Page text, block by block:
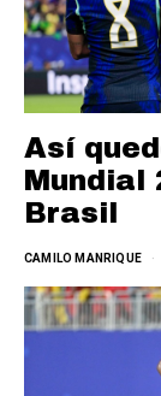
Así
Mundial
Brasil
CAMILO MANRIQUE